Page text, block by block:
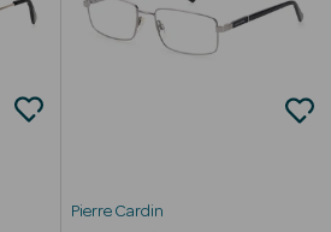
Pierre Cardin